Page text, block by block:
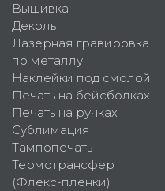
Вышивка
Деколь
Лазерная гравировка
по металлу
Наклейки под смолой
Печать на бейсболках
Печать на ручках
Сублимация
Тампопечать
Термотрансфер
(Флекс-пленки)